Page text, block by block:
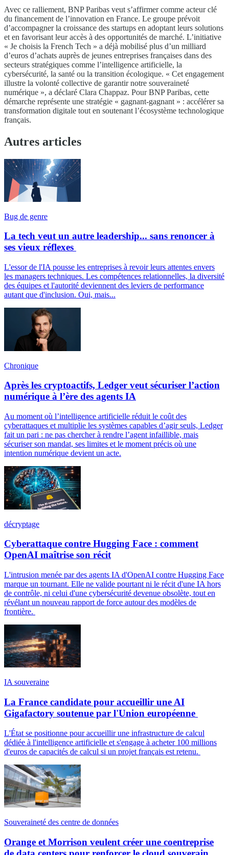
Avec ce ralliement, BNP Paribas veut s’affirmer comme acteur clé
du financement de l’innovation en France. Le groupe prévoit
d’accompagner la croissance des startups en adoptant leurs solutions
et en favorisant leur accès à des opportunités de marché. L’initiative
« Je choisis la French Tech » a déjà mobilisé plus d’un milliard
d’euros d’achats auprès de jeunes entreprises françaises dans des
secteurs stratégiques comme l’intelligence artificielle, la
cybersécurité, la santé ou la transition écologique. « Cet engagement
illustre la volonté collective de garantir notre souveraineté
numérique », a déclaré Clara Chappaz. Pour BNP Paribas, cette
démarche représente une stratégie « gagnant-gagnant » : accélérer sa
transformation digitale tout en soutenant l’écosystème technologique
français.
Autres articles
Bug de genre
La tech veut un autre leadership... sans renoncer à
ses vieux réflexes
L'essor de l'IA pousse les entreprises à revoir leurs attentes envers
les managers techniques. Les compétences relationnelles, la diversité
des équipes et l'autorité deviennent des leviers de performance
autant que d'inclusion. Oui, mais...
Chronique
Après les cryptoactifs, Ledger veut sécuriser l’action
numérique à l’ère des agents IA
Au moment où l’intelligence artificielle réduit le coût des
cyberattaques et multiplie les systèmes capables d’agir seuls, Ledger
fait un pari : ne pas chercher à rendre l’agent infaillible, mais
sécuriser son mandat, ses limites et le moment précis où une
intention numérique devient un acte.
décryptage
Cyberattaque contre Hugging Face : comment
OpenAI maîtrise son récit
L'intrusion menée par des agents IA d'OpenAI contre Hugging Face
marque un tournant. Elle ne valide pourtant ni le récit d'une IA hors
de contrôle, ni celui d'une cybersécurité devenue obsolète, tout en
révélant un nouveau rapport de force autour des modèles de
frontière.
IA souveraine
La France candidate pour accueillir une AI
Gigafactory soutenue par l'Union européenne
L'État se positionne pour accueillir une infrastructure de calcul
dédiée à l'intelligence artificielle et s'engage à acheter 100 millions
d'euros de capacités de calcul si un projet français est retenu.
Souveraineté des centre de données
Orange et Morrison veulent créer une coentreprise